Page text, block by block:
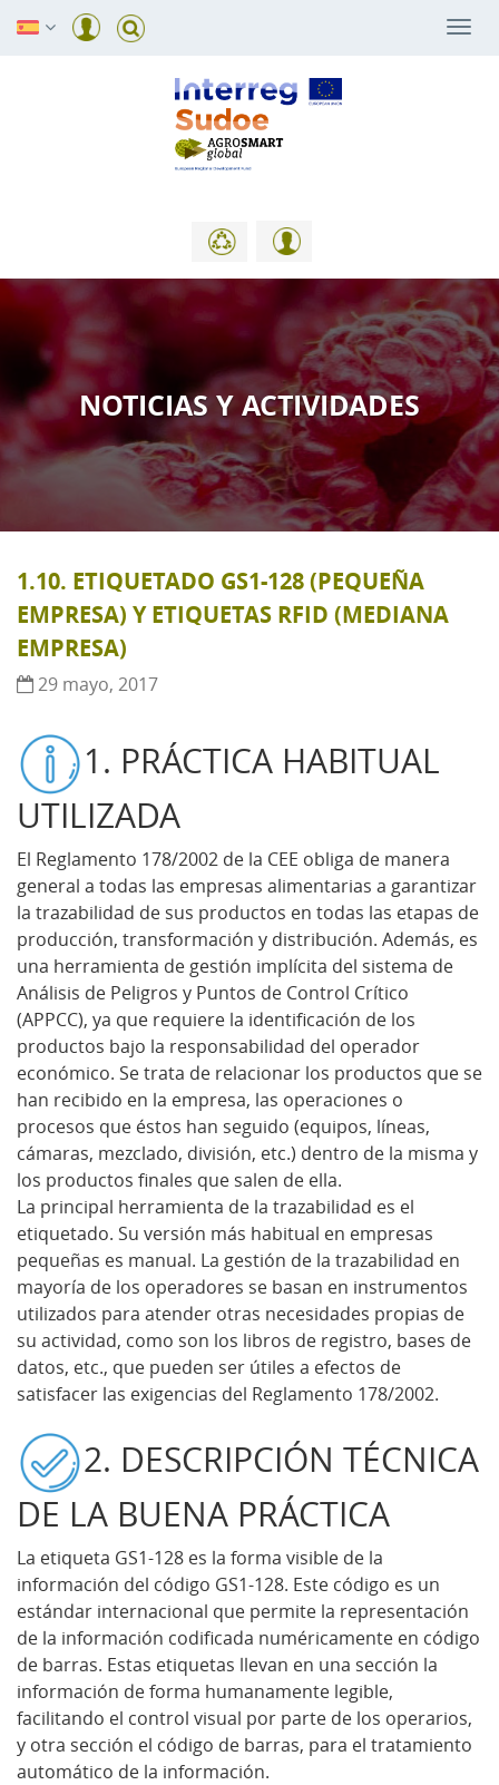
NOTICIAS Y ACTIVIDADES
1.10. ETIQUETADO GS1-128 (PEQUEÑA
EMPRESA) Y ETIQUETAS RFID (MEDIANA
EMPRESA)
29 mayo, 2017
1. PRÁCTICA HABITUAL
UTILIZADA
El Reglamento 178/2002 de la CEE obliga de manera
general a todas las empresas alimentarias a garantizar
la trazabilidad de sus productos en todas las etapas de
producción, transformación y distribución. Además, es
una herramienta de gestión implícita del sistema de
Análisis de Peligros y Puntos de Control Crítico
(APPCC), ya que requiere la identificación de los
productos bajo la responsabilidad del operador
económico. Se trata de relacionar los productos que se
han recibido en la empresa, las operaciones o
procesos que éstos han seguido (equipos, líneas,
cámaras, mezclado, división, etc.) dentro de la misma y
los productos finales que salen de ella.
La principal herramienta de la trazabilidad es el
etiquetado. Su versión más habitual en empresas
pequeñas es manual. La gestión de la trazabilidad en
mayoría de los operadores se basan en instrumentos
utilizados para atender otras necesidades propias de
su actividad, como son los libros de registro, bases de
datos, etc., que pueden ser útiles a efectos de
satisfacer las exigencias del Reglamento 178/2002.
2. DESCRIPCIÓN TÉCNICA
DE LA BUENA PRÁCTICA
La etiqueta GS1-128 es la forma visible de la
información del código GS1-128. Este código es un
estándar internacional que permite la representación
de la información codificada numéricamente en código
de barras. Estas etiquetas llevan en una sección la
información de forma humanamente legible,
facilitando el control visual por parte de los operarios,
y otra sección el código de barras, para el tratamiento
automático de la información.